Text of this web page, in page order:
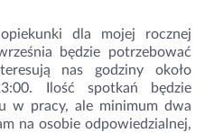
dla mojej rocznej
będzie potrzebować
nas godziny około
Ilość spotkań będzie
w pracy, ale minimum dwa
na osobie odpowiedzialnej,